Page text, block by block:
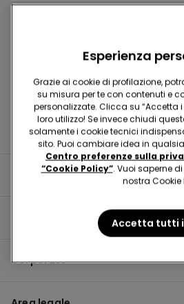
Informazioni utili
Guida al prodotto
Corporate
Esperienza
Grazie ai cookie di profilazione,
su misura per te con contenuti e
personalizzate. Clicca su “Accetta
loro utilizzo! Se invece chiudi
solamente i cookie tecnici
sito. Puoi cambiare idea in
Centro preferenze sulla
“Cookie Policy”. Vuoi saperne
nostra Cookie
Accetta tutti